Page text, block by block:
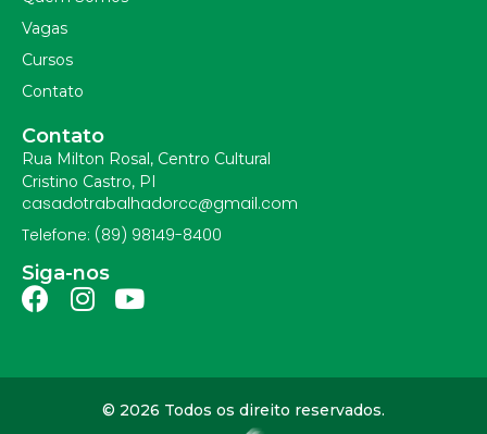
Vagas
Cursos
Contato
Contato
Rua Milton Rosal, Centro Cultural
Cristino Castro, PI
casadotrabalhadorcc@gmail.com
Telefone: (89) 98149-8400
Siga-nos
© 2026 Todos os direito reservados.